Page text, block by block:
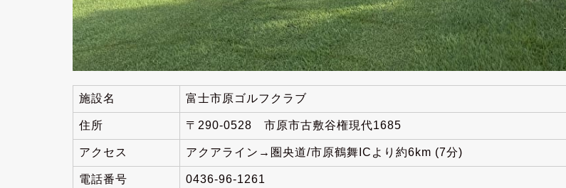
施設名 富士市原ゴルフクラブ
住所 〒290-0528 市原市古敷谷権現代1685
アクセス アクアライン→圏央道/市原鶴舞ICより約6km (7分)
電話番号 0436-96-1261